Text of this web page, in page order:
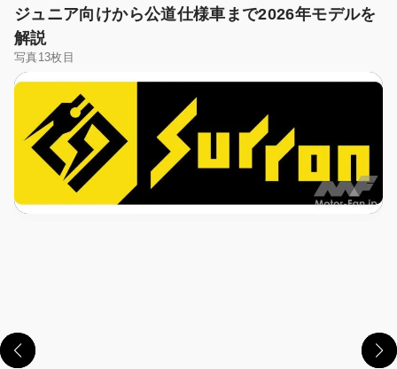
ジュニア向けから公道仕様車まで2026年モデルを
解説
写真13枚目